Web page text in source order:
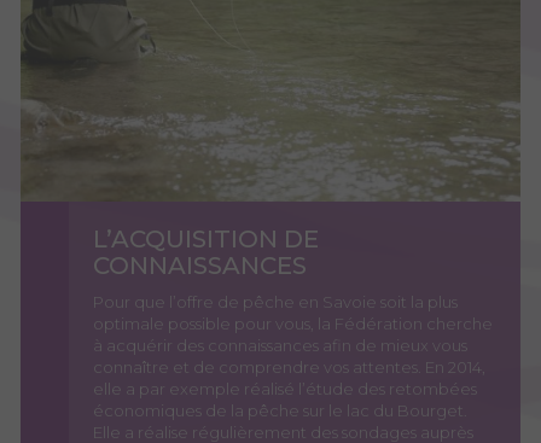
L’ACQUISITION DE
CONNAISSANCES
Pour que l’offre de pêche en Savoie soit la plus
optimale possible pour vous, la Fédération cherche
à acquérir des connaissances afin de mieux vous
connaître et de comprendre vos attentes. En 2014,
elle a par exemple réalisé l’étude des retombées
économiques de la pêche sur le lac du Bourget.
Elle a réalise régulièrement des sondages auprès